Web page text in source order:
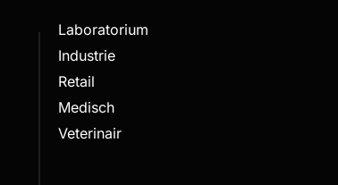
Laboratorium
Industrie
Retail
Medisch
Veterinair